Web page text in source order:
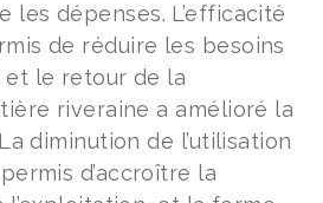
les dépenses. L’efficacité
de réduire les besoins
et le retour de la
riveraine a amélioré la
diminution de l’utilisation
d’accroître la